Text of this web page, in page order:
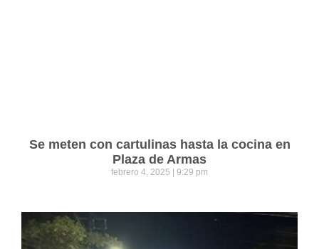
Se meten con cartulinas hasta la cocina en
Plaza de Armas
febrero 4, 2025 9:29 pm